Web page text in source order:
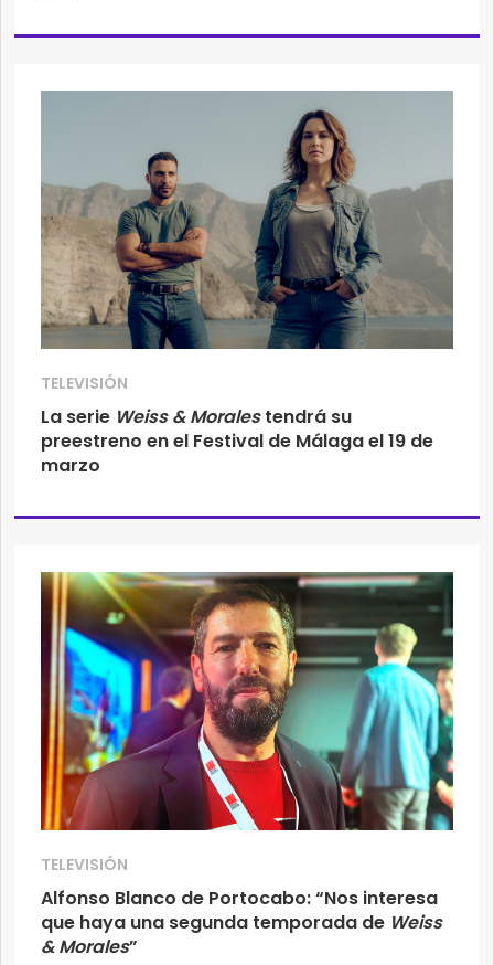
TELEVISIÓN
La serie Weiss & Moralestendrá su
preestreno en el Festival de Málaga el 19 de
marzo
TELEVISIÓN
Alfonso Blanco de Portocabo: “Nos interesa
que haya una segunda temporada de Weiss
& Morales”